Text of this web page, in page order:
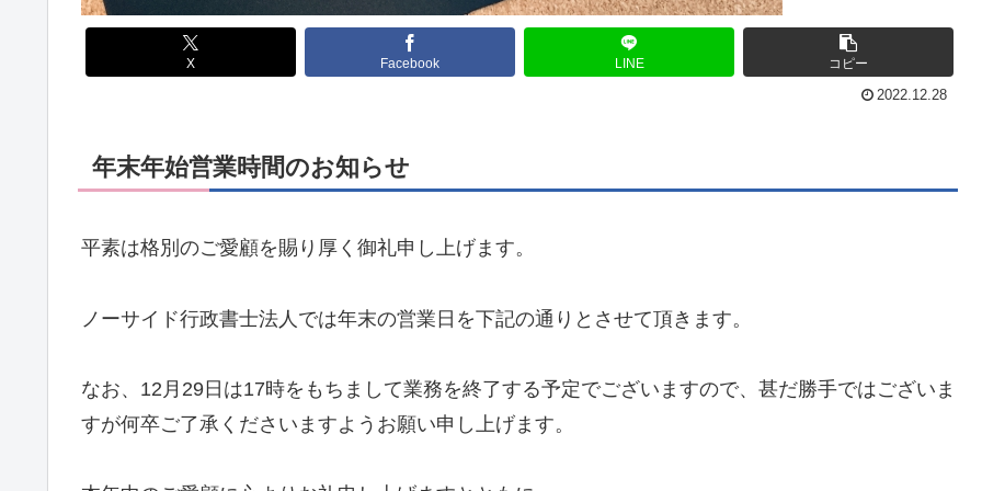
X Facebook LINE コピー
2022.12.28
年末年始営業時間のお知らせ
平素は格別のご愛顧を賜り厚く御礼申し上げます。
ノーサイド行政書士法人では年末の営業日を下記の通りとさせて頂きます。
なお、12月29日は17時をもちまして業務を終了する予定でございますので、甚だ勝手ではございま
すが何卒ご了承くださいますようお願い申し上げます。